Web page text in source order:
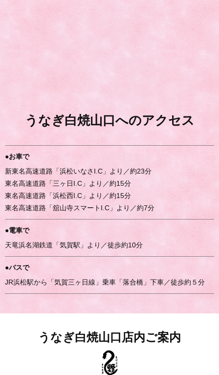
うなぎ白焼山口へのアクセス
●お車で
新東名高速道路「浜松いなさI.C」より／約23分
東名高速道路「三ヶ日I.C」より／約15分
東名高速道路「浜松西I.C」より／約15分
東名高速道路「舘山寺スマートI.C」より／約7分
●電車で
天竜浜名湖鉄道「気賀駅」より／徒歩約10分
●バスで
JR浜松駅から「気賀三ヶ日線」乗車「落合橋」下車／徒歩約５分
うなぎ白焼山口店内ご案内